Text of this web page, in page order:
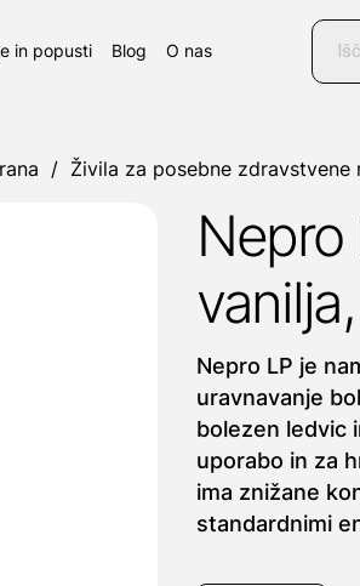
in popusti Blog O nas
/ Živila za posebne zdravstvene
Nepro
Nepro LP je
uravnavanje
bolezen ledvic
uporabo in za
ima znižane
standardnimi